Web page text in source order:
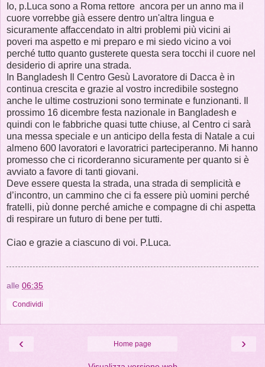
Io, p.Luca sono a Roma rettore ancora per un anno ma il
cuore vorrebbe già essere dentro un'altra lingua e
sicuramente affaccendato in altri problemi più vicini ai
poveri ma aspetto e mi preparo e mi siedo vicino a voi
perché tutto quanto gusterete questa sera tocchi il cuore nel
desiderio di aprire una strada.
In Bangladesh Il Centro Gesù Lavoratore di Dacca è in
continua crescita e grazie al vostro incredibile sostegno
anche le ultime costruzioni sono terminate e funzionanti. Il
prossimo 16 dicembre festa nazionale in Bangladesh e
quindi con le fabbriche quasi tutte chiuse, al Centro ci sarà
una messa speciale e un anticipo della festa di Natale a cui
almeno 600 lavoratori e lavoratrici parteciperanno. Mi hanno
promesso che ci ricorderanno sicuramente per quanto si è
avviato a favore di tanti giovani.
Deve essere questa la strada, una strada di semplicità e
d’incontro, un cammino che ci fa essere più uomini perché
fratelli, più donne perché amiche e compagne di chi aspetta
di respirare un futuro di bene per tutti.
Ciao e grazie a ciascuno di voi. P.Luca.
alle 06:35
Condividi
‹ ›
Home page